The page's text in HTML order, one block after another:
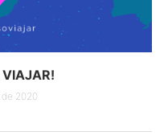
VIAJAR!
2020